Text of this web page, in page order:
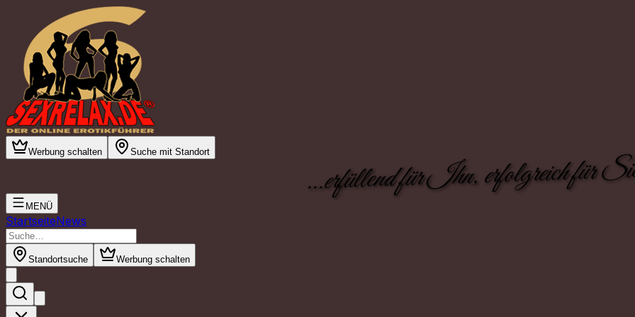
Werbung schalten Suche mit Standort
...erfüllend für Ihn, erfolgreich für
MENÜ
StartseiteNews
Standortsuche Werbung schalten